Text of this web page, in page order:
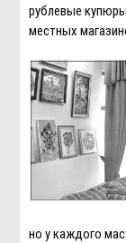
рублевые
местных
но у каждого